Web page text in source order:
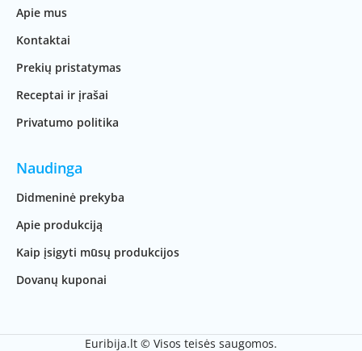
Apie mus
Kontaktai
Prekių pristatymas
Receptai ir įrašai
Privatumo politika
Naudinga
Didmeninė prekyba
Apie produkciją
Kaip įsigyti mūsų produkcijos
Dovanų kuponai
Euribija.lt © Visos teisės saugomos.